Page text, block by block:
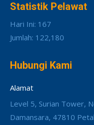
Statistik Pelawat
Hari Ini: 167
Jumlah: 122,180
Hubungi Kami
Alamat
Level 5, Surian Tower,
Damansara, 47810